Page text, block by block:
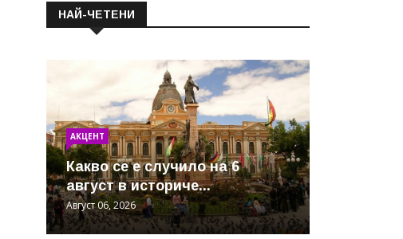
НАЙ-ЧЕТЕНИ
АКЦЕНТ
Какво се е случило на 6
август в историче...
Август 06, 2026